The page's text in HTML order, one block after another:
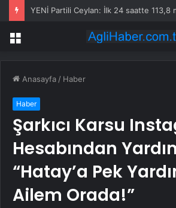
Menü
Anasayfa / Haber
Haber
Şarkıcı Karsu
Hesabından
“Hatay’a Pek
Ailem Orada!”